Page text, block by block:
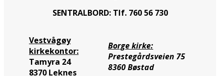
SENTRALBORD: Tlf. 760 56 730
Vestvågøy
kirkekontor:
Tamyra 24
8370 Leknes
Borge kirke:
Prestegårdsveien 75
8360 Bøstad